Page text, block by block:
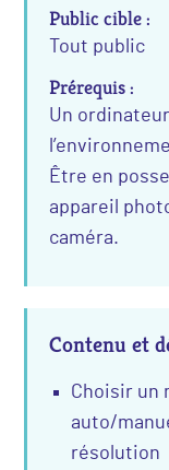
Public cible :
Tout public
Prérequis :
Un
Être en
appareil
caméra.
Contenu et
Choisir un
auto/
résolution